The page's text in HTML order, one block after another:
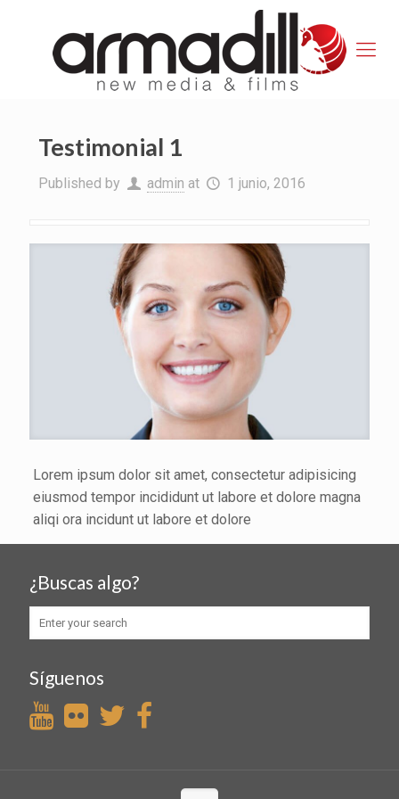
Testimonial 1
Published by admin at 1 junio, 2016
Lorem ipsum dolor sit amet, consectetur adipisicing
eiusmod tempor incididunt ut labore et dolore magna
aliqi ora incidunt ut labore et dolore
¿Buscas algo?
Síguenos